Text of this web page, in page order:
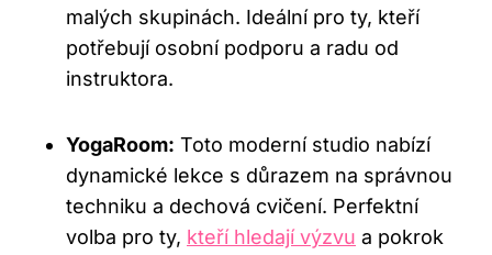
malých skupinách. Ideální ​pro ty, kteří
potřebují osobní podporu ⁢a radu od
instruktora.
YogaRoom: ‌Toto moderní studio nabízí
dynamické lekce s důrazem⁣ na správnou⁢
techniku a ⁢dechová cvičení.⁢ Perfektní​
volba pro ty,⁢ kteří hledají výzvu a pokrok‌